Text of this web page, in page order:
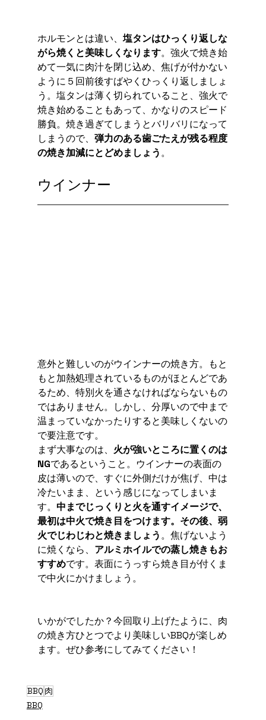
ホルモンとは違い、 塩タンはひっくり返しな
がら焼くと美味しくなります。強火で焼き始
めて一気に肉汁を閉じ込め、焦げが付かない
ように５回前後すばやくひっくり返しましょ
う。塩タンは薄く切られていること、強火で
焼き始めることもあって、かなりのスピード
勝負。焼き過ぎてしまうとバリバリになって
しまうので、 弾力のある歯ごたえが残る程度
の焼き加減にとどめましょう。
ウインナー
意外と難しいのがウインナーの焼き方。もと
もと加熱処理されているものがほとんどであ
るため、特別火を通さなければならないもの
ではありません。しかし、分厚いので中まで
温まっていなかったりすると美味しくないの
で要注意です。
まず大事なのは、 火が強いところに置くのは
NGであるということ。ウインナーの表面の
皮は薄いので、すぐに外側だけが焦げ、中は
冷たいまま、という感じになってしまいま
す。 中までじっくりと火を通すイメージで、
最初は中火で焼き目をつけます。その後、弱
火でじわじわと焼きましょう。焦げないよう
に焼くなら、 アルミホイルでの蒸し焼きもお
すすめです。表面にうっすら焼き目が付くま
で中火にかけましょう。
いかがでしたか？今回取り上げたように、肉
の焼き方ひとつでより美味しいBBQが楽しめ
ます。ぜひ参考にしてみてください！
BBQ 肉
BBQ